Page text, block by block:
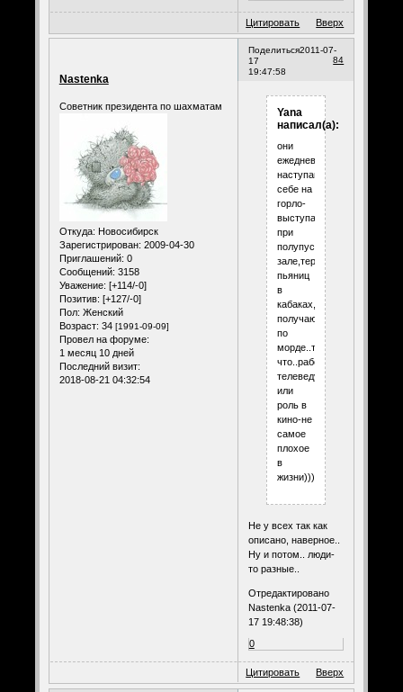
Цитировать Вверх
Поделиться
84
2011-07-
17
19:47:58
Nastenka
Советник президента по шахматам
Откуда: Новосибирск
Зарегистрирован: 2009-04-30
Приглашений: 0
Сообщений: 3158
Уважение: [+114/-0]
Позитив: [+127/-0]
Пол: Женский
Возраст: 34 [1991-09-09]
Провел на форуме:
1 месяц 10 дней
Последний визит:
2018-08-21 04:32:54
Yana
написал(а):
они
ежедневно
наступают
себе на
горло-
выступают
при
полупустом
зале,терпят
пьяниц
в
кабаках,иногда
получают
по
морде..так
что..работа
телеведущего
или
роль в
кино-не
самое
плохое
в
жизни)))
Не у всех так как
описано, наверное..
Ну и потом.. люди-
то разные..
Отредактировано
Nastenka (2011-07-
17 19:48:38)
0
Цитировать Вверх